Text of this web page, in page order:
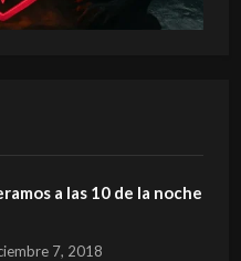
a las 10 de la noche
7, 2018